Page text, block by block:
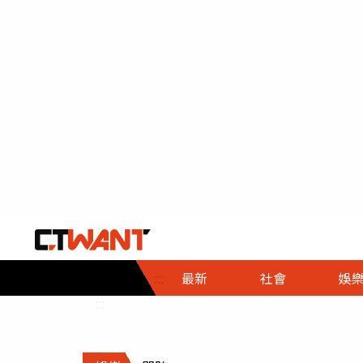
::: 最新 社會
社會首頁
時事
調查
娛樂
娛樂首頁
即時
財經首頁
熱線
政